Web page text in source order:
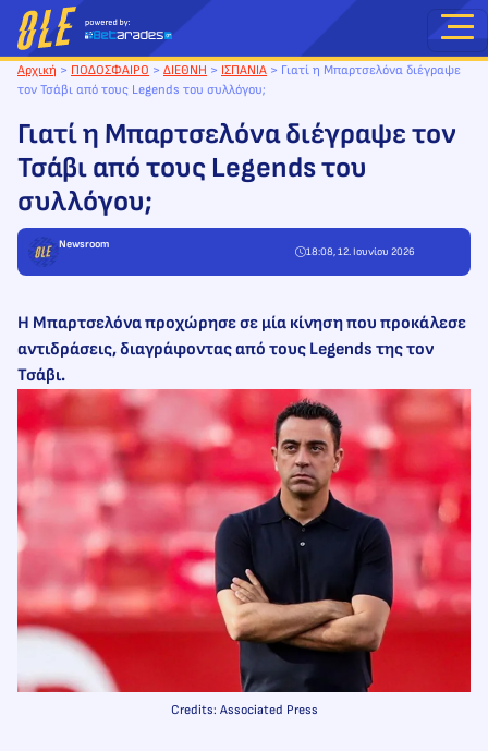
Μετάβαση
στο
περιεχόμενο
Αρχική > ΠΟΔΟΣΦΑΙΡΟ > ΔΙΕΘΝΗ > ΙΣΠΑΝΙΑ > Γιατί η Μπαρτσελόνα διέγραψε
τον Τσάβι από τους Legends του συλλόγου;
Γιατί η Μπαρτσελόνα διέγραψε τον
Τσάβι από τους Legends του
συλλόγου;
Newsroom
18:08, 12. Ιουνίου 2026
Η Μπαρτσελόνα προχώρησε σε μία κίνηση που προκάλεσε
αντιδράσεις, διαγράφοντας από τους Legends της τον
Τσάβι.
Credits: Associated Press